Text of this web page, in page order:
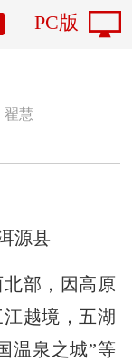
PC版
翟慧
源县
部，因高原
越境，五湖
温泉之城”等